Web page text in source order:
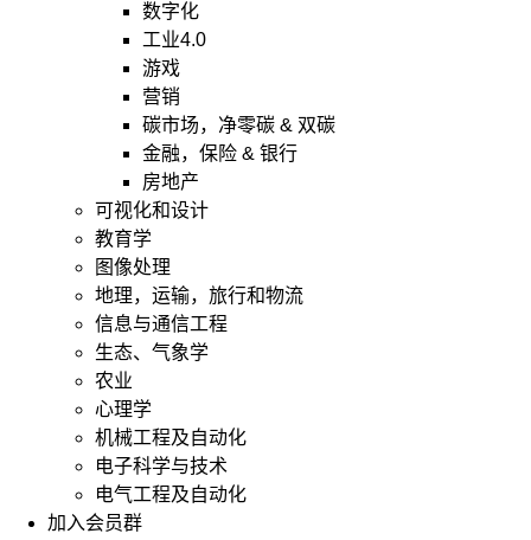
数字化
工业4.0
游戏
营销
碳市场，净零碳 & 双碳
金融，保险 & 银行
房地产
可视化和设计
教育学
图像处理
地理，运输，旅行和物流
信息与通信工程
生态、气象学
农业
心理学
机械工程及自动化
电子科学与技术
电气工程及自动化
加入会员群